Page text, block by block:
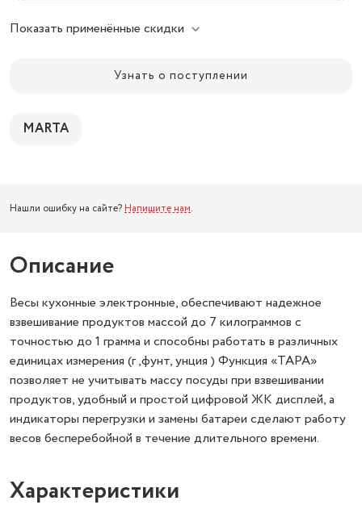
Показать применённые скидки
Узнать о поступлении
MARTA
Нашли ошибку на сайте? Напишите нам.
Описание
Весы кухонные электронные, обеспечивают надежное
взвешивание продуктов массой до 7 килограммов с
точностью до 1 грамма и способны работать в различных
единицах измерения (г ,фунт, унция ) Функция «ТАРА»
позволяет не учитывать массу посуды при взвешивании
продуктов, удобный и простой цифровой ЖК дисплей, а
индикаторы перегрузки и замены батареи сделают работу
весов бесперебойной в течение длительного времени.
Характеристики